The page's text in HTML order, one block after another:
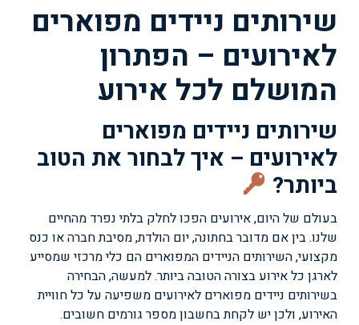
שירותים ניידים מפוארים
לאירועים – הפתרון
המושלם לכל אירוע
שירותים ניידים מפוארים
לאירועים – איך לבחור את הטוב
ביותר?
בעולם של היום, אירועים הפכו לחלק בלתי נפרד מהחיים
שלנו. בין אם מדובר בחתונה, יום הולדת, מסיבת חברה או כנס
מקצועי, השירותים הניידים המפוארים הם כלי מרכזי שמסייע
לארגן כל אירוע בצורה הטובה ביותר. למעשה, הבחירה
בשירותים ניידים מפוארים לאירועים משפיעה על כל חוויית
האירוע, ולכן יש לקחת בחשבון מספר גורמים חשובים.